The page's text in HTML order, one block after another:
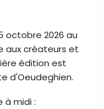
octobre 2026 au
aux créateurs et
édition est
d'Oeudeghien.
à midi :